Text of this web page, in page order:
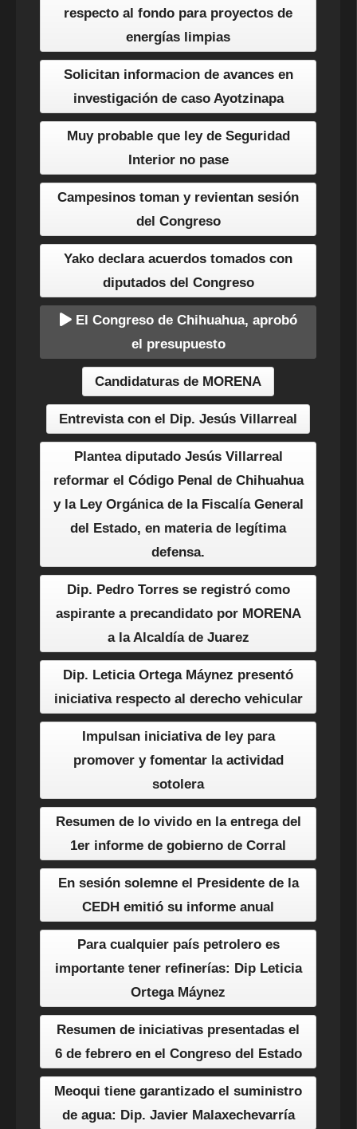
respecto al fondo para proyectos de
energías limpias
Solicitan informacion de avances en
investigación de caso Ayotzinapa
Muy probable que ley de Seguridad
Interior no pase
Campesinos toman y revientan sesión
del Congreso
Yako declara acuerdos tomados con
diputados del Congreso
El Congreso de Chihuahua, aprobó
el presupuesto
Candidaturas de MORENA
Entrevista con el Dip. Jesús Villarreal
Plantea diputado Jesús Villarreal
reformar el Código Penal de Chihuahua
y la Ley Orgánica de la Fiscalía General
del Estado, en materia de legítima
defensa.
Dip. Pedro Torres se registró como
aspirante a precandidato por MORENA
a la Alcaldía de Juarez
Dip. Leticia Ortega Máynez presentó
iniciativa respecto al derecho vehicular
Impulsan iniciativa de ley para
promover y fomentar la actividad
sotolera
Resumen de lo vivido en la entrega del
1er informe de gobierno de Corral
En sesión solemne el Presidente de la
CEDH emitió su informe anual
Para cualquier país petrolero es
importante tener refinerías: Dip Leticia
Ortega Máynez
Resumen de iniciativas presentadas el
6 de febrero en el Congreso del Estado
Meoqui tiene garantizado el suministro
de agua: Dip. Javier Malaxechevarría